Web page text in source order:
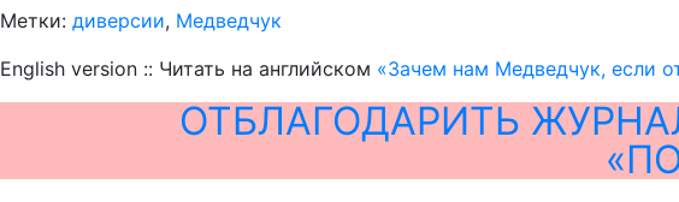
Метки: диверсии, Медведчук
English version :: Читать на английском «Зачем нам Медведчук, если
ОТБЛАГОДАРИТЬ